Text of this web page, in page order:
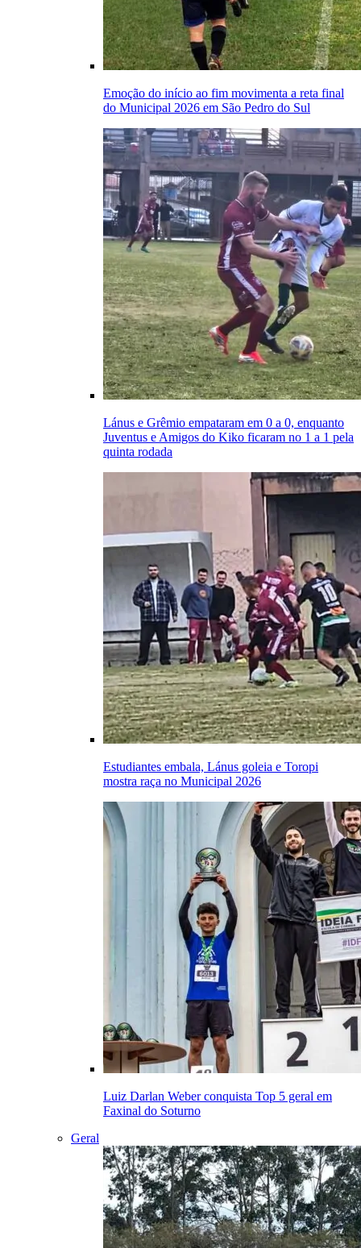
Emoção do início ao fim movimenta a reta final
do Municipal 2026 em São Pedro do Sul
Lánus e Grêmio empataram em 0 a 0, enquanto
Juventus e Amigos do Kiko ficaram no 1 a 1 pela
quinta rodada
Estudiantes embala, Lánus goleia e Toropi
mostra raça no Municipal 2026
Luiz Darlan Weber conquista Top 5 geral em
Faxinal do Soturno
Geral